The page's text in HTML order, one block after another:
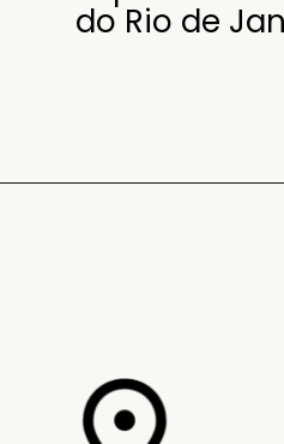
do Rio de